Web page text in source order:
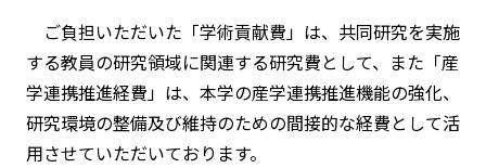
ご負担いただいた「学術貢献費」は、共同研究を実施
する教員の研究領域に関連する研究費として、また「産
学連携推進経費」は、本学の産学連携推進機能の強化、
研究環境の整備及び維持のための間接的な経費として活
用させていただいております。